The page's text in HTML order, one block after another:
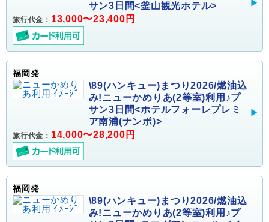
サン3日間<釜山観光ホテル>
旅行代金： 13,000〜23,400円
福岡発
\89(ハンキュー)まつり2026/燃油込
み!ニューかめりあ(2等室)利用♪プ
サン3日間<ホテルフォーレプレミ
ア南浦(ナンポ)>
旅行代金： 14,000〜28,200円
福岡発
\89(ハンキュー)まつり2026/燃油込
み!ニューかめりあ(2等室)利用♪プ